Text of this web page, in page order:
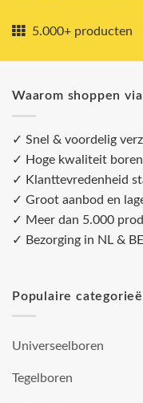
5.000+ producten
Waarom shoppen
✓ Snel & voordelig
✓ Hoge kwaliteit boren
✓ Klanttevredenheid
✓ Groot aanbod en
✓ Meer dan 5.000
✓ Bezorging in NL & BE
Populaire
Universeelboren
Tegelboren